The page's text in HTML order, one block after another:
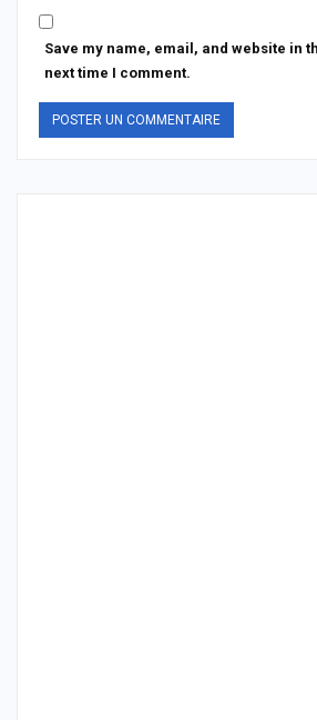
Save my name, email, and website in
next time I comment.